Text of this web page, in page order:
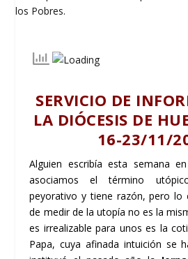
SERVICIO DE
LA DIÓCESIS DE
16-23/11/
Alguien escribía esta semana
asociamos el término
peyorativo y tiene razón, pero lo
de medir de la utopía no es la
es irrealizable para unos es la
Papa, cuya afinada intuición se